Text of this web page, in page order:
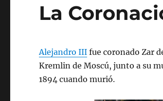
La
Alejandro III fue coronado Zar
Kremlin de Moscú, junto a su
1894 cuando murió.